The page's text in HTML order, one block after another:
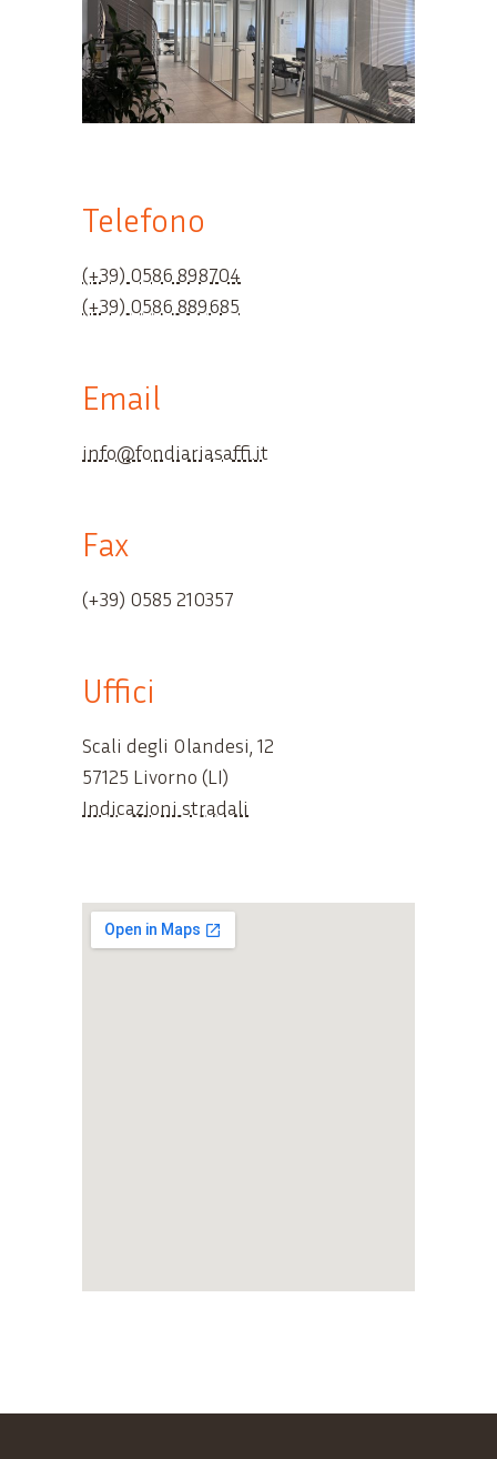
Telefono
(+39) 0586 898704
(+39) 0586 889685
Email
info@fondiariasaffi.it
Fax
(+39) 0585 210357
Uffici
Scali degli Olandesi, 12
57125 Livorno (LI)
Indicazioni stradali